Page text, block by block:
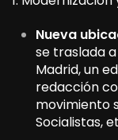
Nueva
se traslada
Madrid, un
redacción
movimiento
Socialistas,